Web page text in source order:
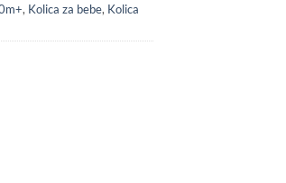
, Kolica za bebe, Kolica